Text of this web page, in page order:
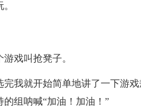
戏叫抢凳子。
我就开始简单地讲了一下游戏
组呐喊“加油！加油！”